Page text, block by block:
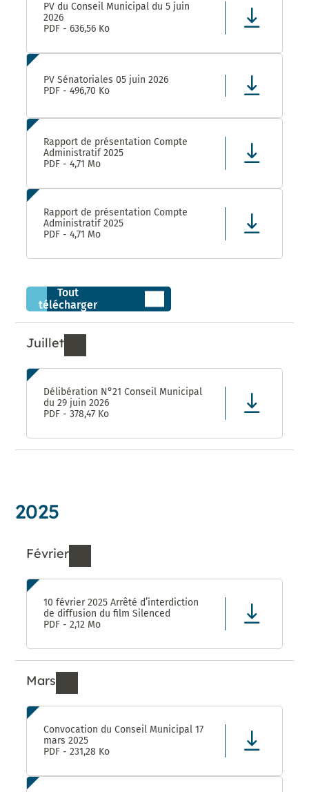
PV du Conseil Municipal du 5 juin
2026
PDF - 636,56 Ko
PV Sénatoriales 05 juin 2026
PDF - 496,70 Ko
Rapport de présentation Compte
Administratif 2025
PDF - 4,71 Mo
Rapport de présentation Compte
Administratif 2025
PDF - 4,71 Mo
Tout
télécharger
Juillet
Ressources de Juillet 2026
Délibération N°21 Conseil Municipal
du 29 juin 2026
PDF - 378,47 Ko
2025
Février
Ressources de Février 2025
10 février 2025 Arrêté d’interdiction
de diffusion du film Silenced
PDF - 2,12 Mo
Mars
Ressources de Mars 2025
Convocation du Conseil Municipal 17
mars 2025
PDF - 231,28 Ko